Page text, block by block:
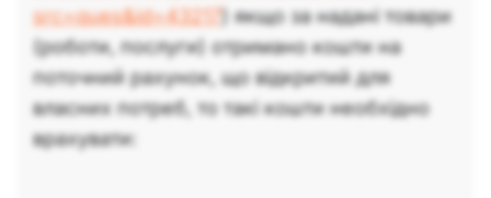
src=ques&id=43217
) якщо за надані товари
(роботи, послуги) отримано кошти на
поточний рахунок, що відкритий для
власних потреб, то такі кошти необхідно
врахувати: